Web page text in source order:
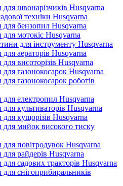
для швонарізчиків Husqvarna
техніки Husqvarna
для бензопил Husqvarna
для мотокіс Husqvarna
для інструменту Husqvarna
аераторів Husqvarna
висоторізів Husqvarna
для газонокосарок Husqvarna
газонокосарок роботів
для електропил Husqvarna
культиваторів Husqvarna
кущорізів Husqvarna
для мийок високого тиску
для повітродувок Husqvarna
для райдерів Husqvarna
садових тракторів Husqvarna
для снігоприбиральників